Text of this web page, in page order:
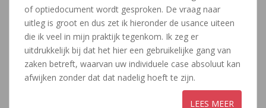
of optiedocument wordt gesproken. De vraag naar
uitleg is groot en dus zet ik hieronder de usance uiteen
die ik veel in mijn praktijk tegenkom. Ik zeg er
uitdrukkelijk bij dat het hier een gebruikelijke gang van
zaken betreft, waarvan uw individuele case absoluut kan
afwijken zonder dat dat nadelig hoeft te zijn.